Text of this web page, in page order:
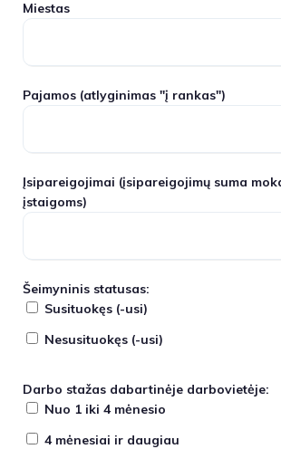
Miestas
Pajamos (atlyginimas "į rankas")
Įsipareigojimai (įsipareigojimų suma
įstaigoms)
Šeimyninis statusas:
Susituokęs (-usi)
Nesusituokęs (-usi)
Darbo stažas dabartinėje darbovietėje:
Nuo 1 iki 4 mėnesio
4 mėnesiai ir daugiau